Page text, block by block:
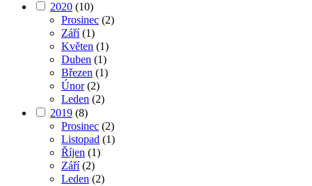
2020 (10)
Prosinec (2)
Září(1)
Květen (1)
Duben (1)
Březen (1)
Únor(2)
Leden (2)
2019 (8)
Prosinec (2)
Listopad (1)
Říjen (1)
Září(2)
Leden (2)